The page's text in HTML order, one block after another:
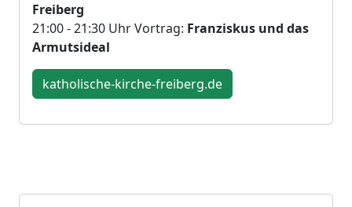
Freiberg
21:00 - 21:30 Uhr Vortrag: Franziskus und das
Armutsideal
katholische-kirche-freiberg.de